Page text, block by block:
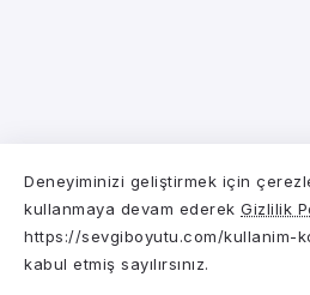
Deneyiminizi geliştirmek için
kullanmaya devam ederek Gizlilik
https://sevgiboyutu.com/kullanim-
kabul etmiş sayılırsınız.